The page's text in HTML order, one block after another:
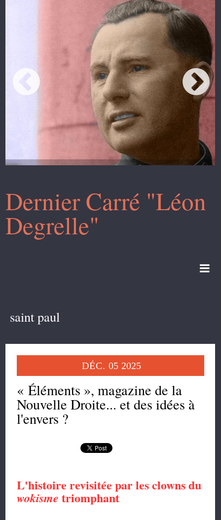
Dernier Carré "Léon
Degrelle"
saint paul
DÉC. 05 2025
« Éléments », magazine de la
Nouvelle Droite... et des idées à
l'envers ?
L'histoire revisitée par les clowns du
wokisme triomphant